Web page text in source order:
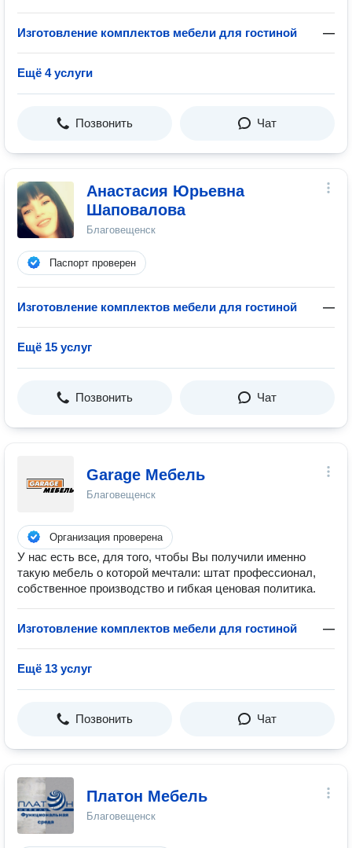
Изготовление комплектов мебели для гостиной —
Ещё 4 услуги
Позвонить Чат
Анастасия Юрьевна
Шаповалова
Благовещенск
Паспорт проверен
Изготовление комплектов мебели для гостиной —
Ещё 15 услуг
Позвонить Чат
Garage Мебель
Благовещенск
Организация проверена
У нас есть все, для того, чтобы Вы получили именно
такую мебель о которой мечтали: штат профессионал,
собственное производство и гибкая ценовая политика.
Изготовление комплектов мебели для гостиной —
Ещё 13 услуг
Позвонить Чат
Платон Мебель
Благовещенск